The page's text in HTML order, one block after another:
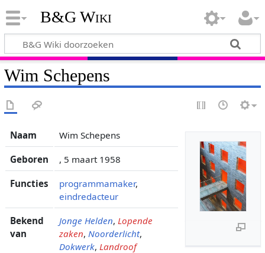
B&G Wiki
Wim Schepens
Naam Wim Schepens
Geboren , 5 maart 1958
Functies programmamaker,
eindredacteur
Bekend
van
Jonge Helden, Lopende
zaken, Noorderlicht,
Dokwerk, Landroof